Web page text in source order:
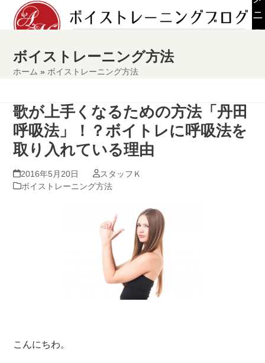
ニ
ュ
ボイストレーニング方法
ホーム » ボイストレーニング方法
歌が上手くなるための方法「丹田
呼吸法」！？ボイトレに呼吸法を
取り入れている理由
2016年5月20日
スタッフＫ
ボイストレーニング方法
こんにちわ。